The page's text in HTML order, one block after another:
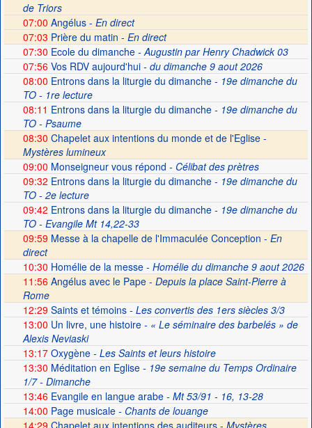
de Triors
07:00 Angélus - En direct
07:03 Prière du matin - En direct
07:30 Ecole du dimanche- Augustin par Henry Chadwick 03
07:56Vos RDV aujourd'hui- du dimanche 9 aout 2026
08:00 Entrons dans la liturgie du dimanche- 19e dimanche du
TO - 1re lecture
08:11 Entrons dans la liturgie du dimanche- 19e dimanche du
TO - Psaume
08:30 Chapelet aux intentions du monde et de l'Eglise -
Mystères lumineux
09:00 Monseigneur vous répond - Célibat des prètres
09:32 Entrons dans la liturgie du dimanche- 19e dimanche du
TO - 2e lecture
09:42 Entrons dans la liturgie du dimanche- 19e dimanche du
TO - Evangile Mt 14,22-33
09:59 Messe à la chapelle de l'Immaculée Conception - En
direct
10:30 Homélie de la messe- Homélie du dimanche 9 aout 2026
11:56 Angélus avec le Pape - Depuis la place Saint-Pierre à
Rome
12:29Saints et témoins- Les convertis des 1ers siècles 3/3
13:00 Un livre, une histoire- « Le séminaire des barbelés » de
Alexis Neviaski
13:17Oxygène- Les Saints et leurs histoire
13:30 Méditation en Eglise- 19e semaine du Temps Ordinaire
1/7 - Dimanche
13:46Evangile en langue arabe- Mt 53/91 - 16, 13-28
14:00 Page musicale- Chants de louange
14:29 Chapelet aux intentions des auditeurs - Mystères